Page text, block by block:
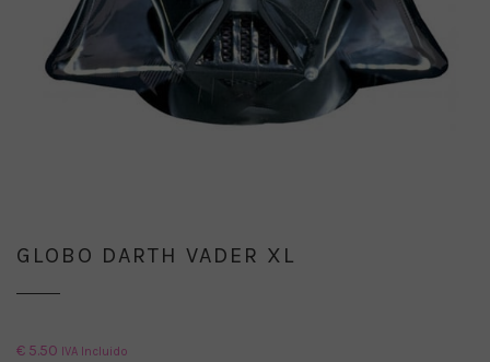
GLOBO DARTH VADER XL
€ 5.50 IVA Incluido